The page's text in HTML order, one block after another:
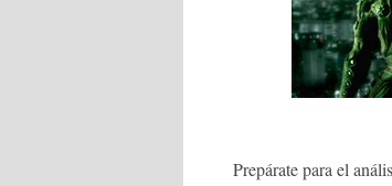
Prepárate para el